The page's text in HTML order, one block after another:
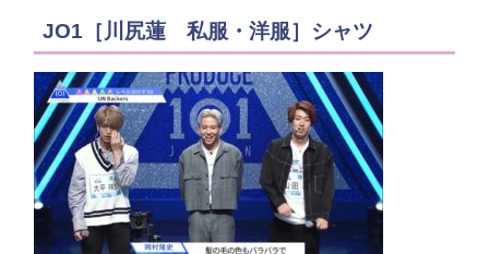
JO1［川尻蓮 私服・洋服］シャツ